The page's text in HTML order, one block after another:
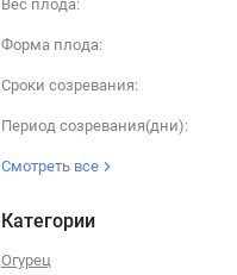
Вес плода:
Форма плода:
Сроки созревания:
Период созревания(дни):
Смотреть все
Категории
Огурец